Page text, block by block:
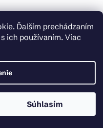
Ďalším prechádzaním
ich používaním. Viac
Súhlasím
dopravy zadarmo a doručenie